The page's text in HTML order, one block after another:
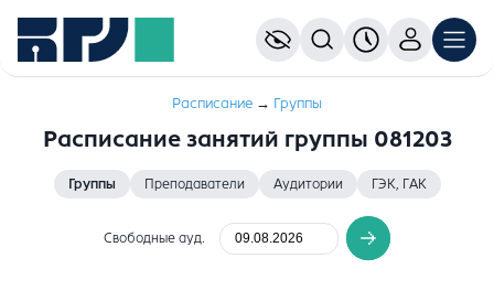
Расписание → Группы
Расписание занятий группы 081203
Группы Преподаватели Аудитории ГЭК, ГАК
Свободные ауд.